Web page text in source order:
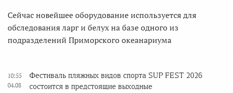
Сейчас новейшее оборудование используется для
обследования ларг и белух на базе одного из
подразделений Приморского океанариума
10:55
04.08
Фестиваль пляжных видов спорта SUP FEST 2026
состоится в предстоящие выходные